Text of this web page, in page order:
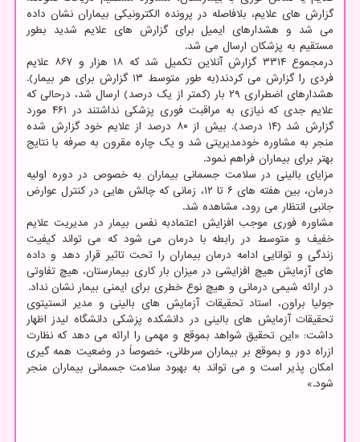
گزارش های علایم، بلافاصله در پرونده الکترونیکی بیماران نشان داده
می شد و هشدارهای ایمیل برای گزارش های علایم شدید بطور
مستقیم به پزشکان ارسال می شد.
درمجموع ۳۳۱۴ گزارش آنلاین تکمیل شد که ۱۸ هزار و ۸۶۷ علایم
فردی را گزارش می کردند(به طور متوسط ۱۳ گزارش برای هر بیمار).
هشدارهای اضطراری ۲۹ بار (کمتر از یک درصد) ارسال شد، درحالی که
علایم جدی که نیازی به مراقبت فوری پزشکی نداشتند در ۴۶۱ مورد
گزارش شد (۱۴ درصد). بیش از ۸۰ درصد از علایم خود گزارش شده
منجر به مشاوره خودمدیریتی شد و یک چاره مقرون به صرفه با نتایج
بهتر برای بیماران فراهم نمود.
مزایای بالینی در سلامت جسمانی بیماران به خصوص در دوره اولیه
درمان، بین هفته های ۶ تا ۱۲، زمانی که چالش هایی در کنترل عوارض
جانبی انتظار می رود، مشاهده شد.
مشاوره فوری موجب افزایش اعتمادبه نفس بیمار در مدیریت علایم
خفیف و متوسط در رابطه با درمان می شود که می تواند کیفیت
زندگی و توانایی ادامه درمان بیماران را تحت تاثیر قرار دهد و داده
های آزمایش هیچ افزایشی در میزان بار کاری بیمارستان، هیچ تفاوتی
در ارائه شیمی درمانی و هیچ نوع خطری برای ایمنی بیمار نشان نداد.
جولیا براون، استاد تحقیقات آزمایش های بالینی و مدیر انستیتوی
تحقیقات آزمایش های بالینی در دانشکده پزشکی دانشگاه لیدز اظهار
داشت: «این تحقیق شواهد بموقع و مهمی را ارائه می دهد که نظارت
ازراه دور و بموقع بر بیماران سرطانی، خصوصاً در وضعیت همه گیری
امکان پذیر است و می تواند به بهبود سلامت جسمانی بیماران منجر
شود.»